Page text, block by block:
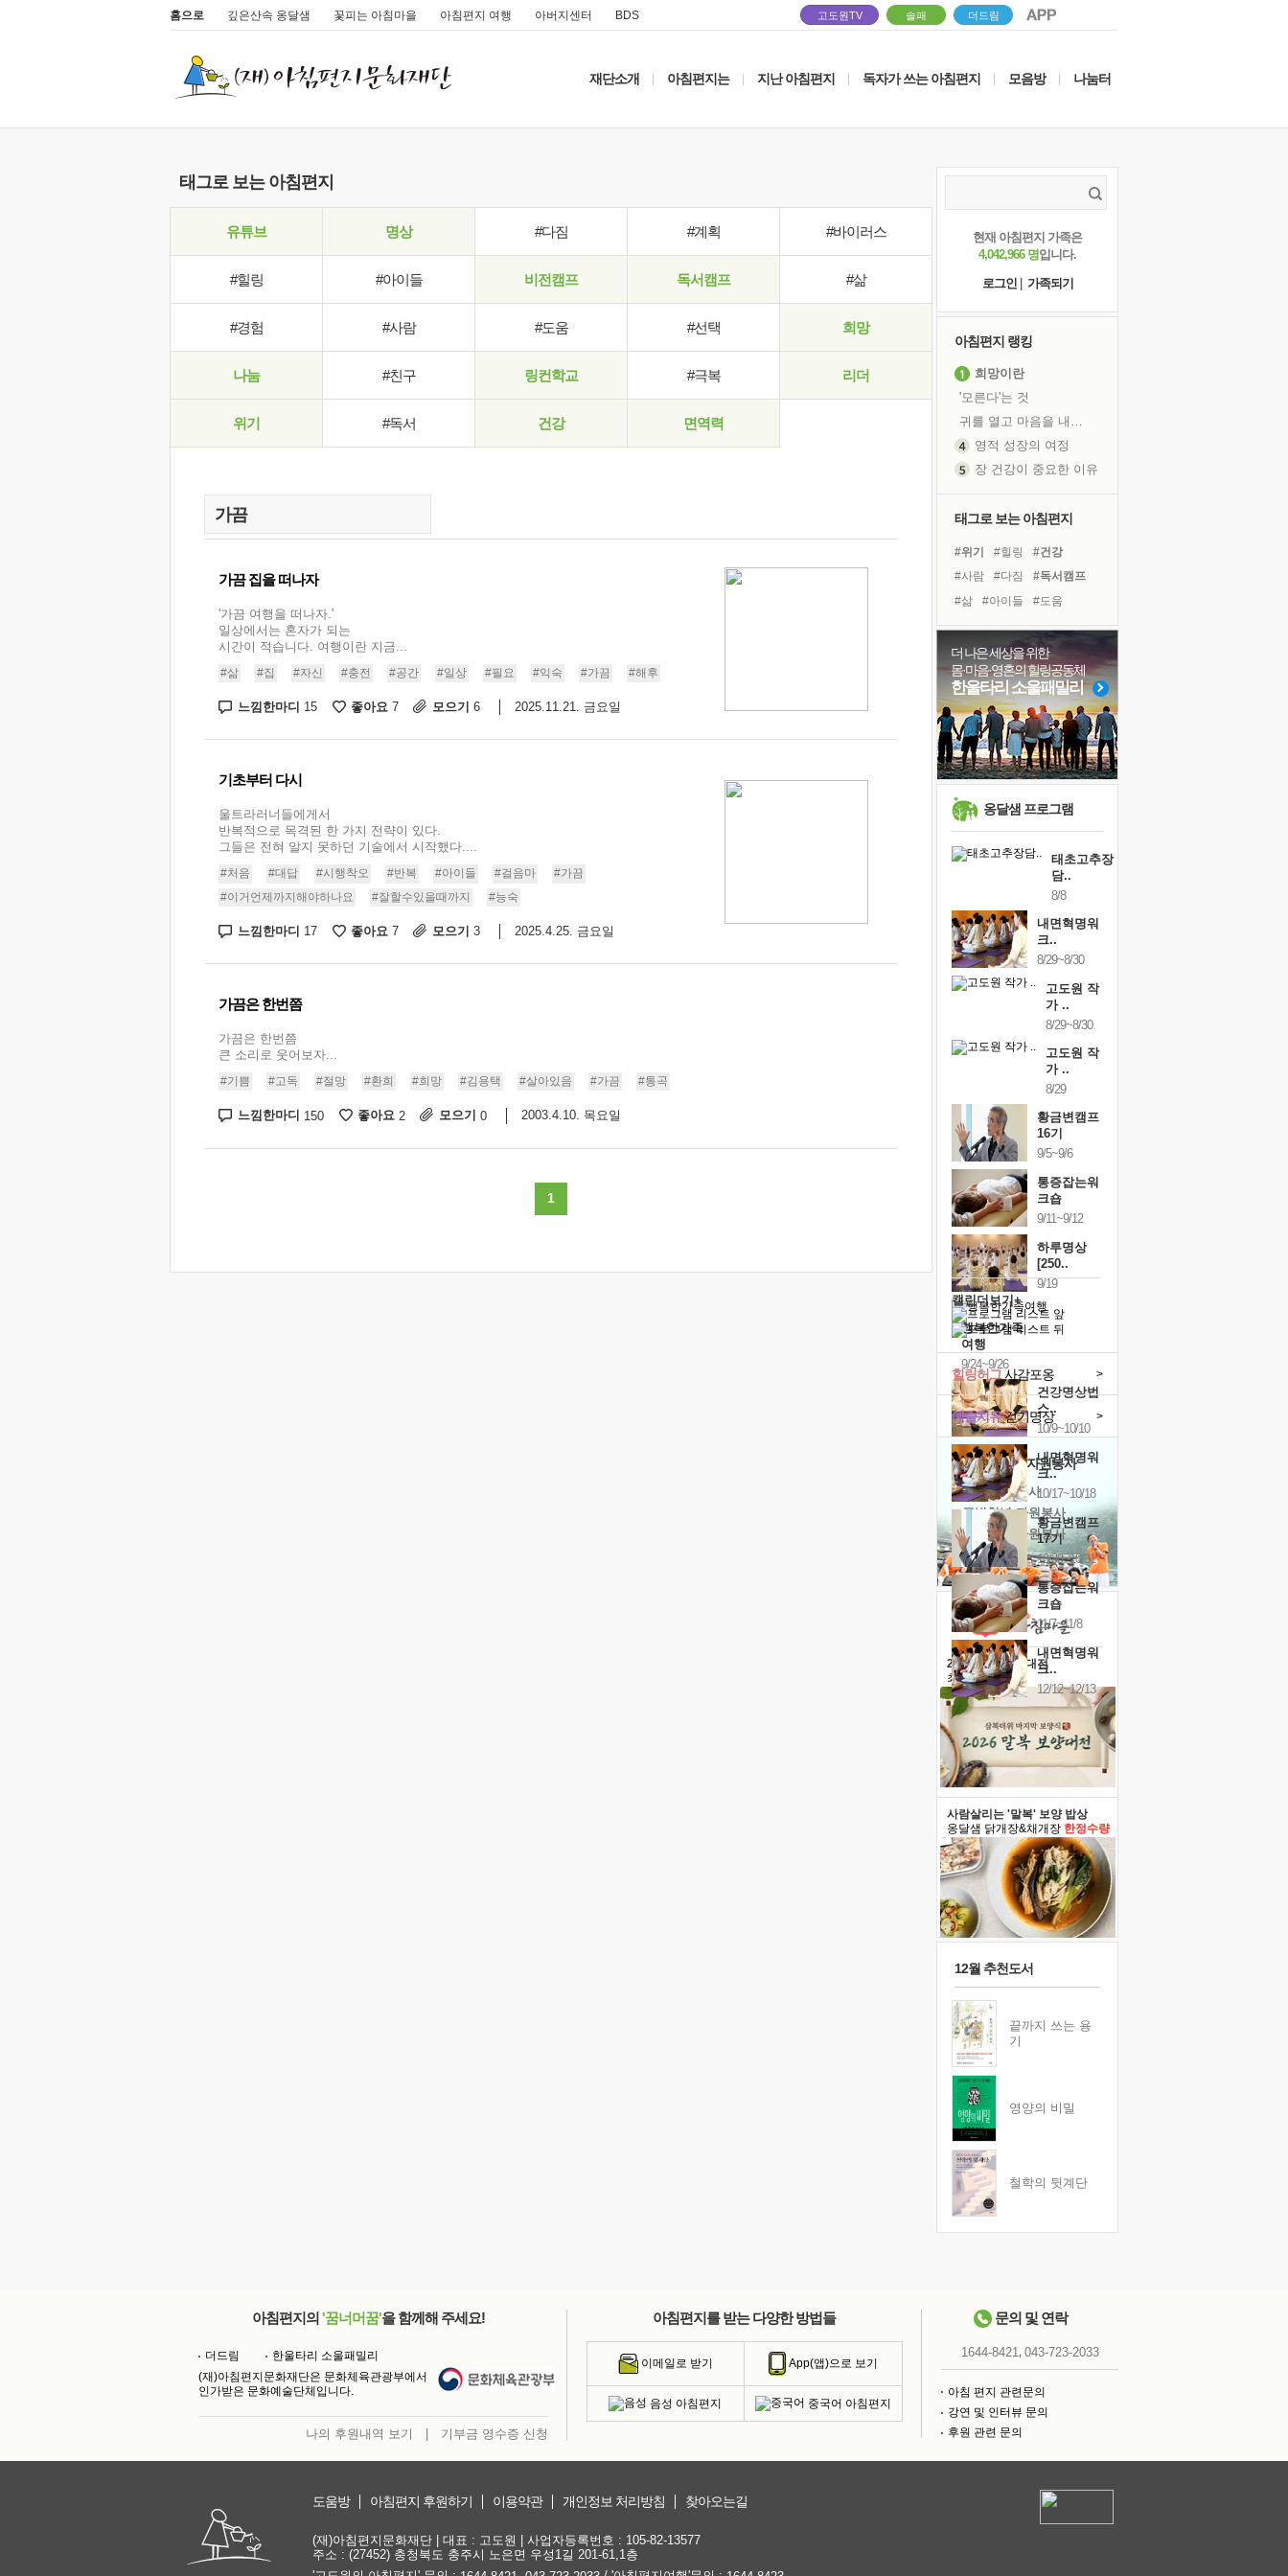
홈으로 깊은산속 옹달샘 꽃피는 아침마을 아침편지 여행 아버지센터 BDS 고도원TV 솔패 더드림
재단소개 아침편지는 지난 아침편지 독자가 쓰는 아침편지 모음방 나눔터
태그로 보는 아침편지
유튜브 명상 #다짐 #계획 #바이러스
#힐링 #아이들 비전캠프 독서캠프 #삶
#경험 #사람 #도움 #선택 희망
나눔 #친구 링컨학교 #극복 리더
위기 #독서 건강 면역력
가끔 집을 떠나자
'가끔 여행을 떠나자.'
일상에서는 혼자가 되는
시간이 적습니다. 여행이란 지금...
#삶 #집 #자신 #충전 #공간 #일상 #필요 #익숙 #가끔 #해후
느낌한마디 15 좋아요 7 모으기 6 2025.11.21. 금요일
기초부터 다시
울트라러너들에게서
반복적으로 목격된 한 가지 전략이 있다.
그들은 전혀 알지 못하던 기술에서 시작했다....
#처음 #대답 #시행착오 #반복 #아이들 #걸음마
#가끔
#이거언제까지해야하나요
#잘할수있을때까지 #능숙
느낌한마디 17 좋아요 7 모으기 3 2025.4.25. 금요일
가끔은 한번쯤
가끔은 한번쯤
큰 소리로 웃어보자...
#기쁨 #고독 #절망 #환희 #희망 #김용택 #살아있음 #가끔 #통곡
느낌한마디 150 좋아요 2 모으기 0 2003.4.10. 목요일
1
현재 아침편지 가족은
4,042,966 명입니다.
로그인
가족되기
아침편지 랭킹
희망이란
'모른다'는 것
귀를 열고 마음을 내어주고
영적 성장의 여정
장 건강이 중요한 이유
흙이 된 몸으로 출근하는 여자
꿈이 실제가 되는 것
'말 타는 법'을 먼저
졸업식 사진을 보며
아픈 아버지를 위한 공간 설계
극심한 변비, 어깨결림, 수면 장애
보고 싶은 어머니
유년 시절의 부산 영도 바다
못된 꼰대들
거울 속의 나
태그로 보는 아침편지
#위기 #힐링
#건강
#사람
#다짐
#독서캠프
#삶
#아이들
#도움
#친구
#나눔
#비전캠프
#계획
#면역력
#명상
#유튜브
#바이러스
#극복
#링컨학교
#리더
#선택
더 나은 세상을 위한
몸·마음·영혼의 힐링공동체
한울타리 소울패밀리
옹달샘 프로그램
태초고추장
담..
8/8
내면혁명워
크..
8/29~8/30
고도원 작
가 ..
8/29~8/30
고도원 작
가 ..
8/29
황금변캠프
16기
9/5~9/6
통증잡는워
크숍
9/11~9/12
하루명상
[250..
9/19
행복한가족
여행
9/24~9/26
건강명상법
스..
10/9~10/10
내면혁명워
크..
10/17~10/18
황금변캠프
17기
10/30~10/31
통증잡는워
크숍
11/7~11/8
내면혁명워
크..
12/12~12/13
캘린더보기+
예술치유걷기명상 >
힐링허그사감포옹 >
'옹달샘의 꽃'자원봉사
· 청년 자원봉사
· 금빛청년 자원봉사
· 음식연구 자원봉사
2026 말복 보양대전
최대74%할인
사람살리는 '말복' 보양 밥상
옹달샘 닭개장&채개장 한정수량
12월 추천도서
끝까지 쓰는 용
기
영양의 비밀
철학의 뒷계단
아침편지의 '꿈너머꿈'을 함께해 주세요!
더드림
한울타리 소울패밀리
(재)아침편지문화재단은 문화체육관광부에서
인가받은 문화예술단체입니다.
나의 후원내역 보기 기부금 영수증 신청
아침편지를 받는 다양한 방법들
이메일로 받기 App(앱)으로 보기
음성 아침편지 중국어 아침편지
문의 및 연락
1644-8421, 043-723-2033
아침 편지 관련문의
강연 및 인터뷰 문의
후원 관련 문의
도움방 아침편지 후원하기 이용약관 개인정보 처리방침 찾아오는길
(재)아침편지문화재단 | 대표 : 고도원 | 사업자등록번호 : 105-82-13577
주소 : (27452) 충청북도 충주시 노은면 우성1길 201-61,1층